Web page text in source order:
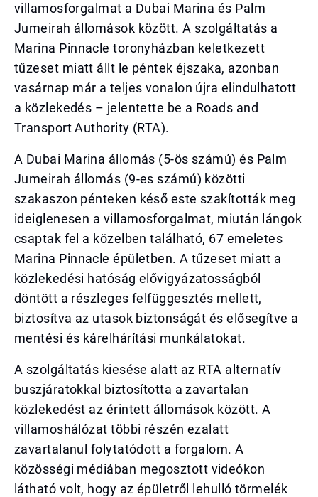
villamosforgalmat a Dubai Marina és Palm
Jumeirah állomások között. A szolgáltatás a
Marina Pinnacle toronyházban keletkezett
tűzeset miatt állt le péntek éjszaka, azonban
vasárnap már a teljes vonalon újra elindulhatott
a közlekedés – jelentette be a Roads and
Transport Authority (RTA).
A Dubai Marina állomás (5-ös számú) és Palm
Jumeirah állomás (9-es számú) közötti
szakaszon pénteken késő este szakították meg
ideiglenesen a villamosforgalmat, miután lángok
csaptak fel a közelben található, 67 emeletes
Marina Pinnacle épületben. A tűzeset miatt a
közlekedési hatóság elővigyázatosságból
döntött a részleges felfüggesztés mellett,
biztosítva az utasok biztonságát és elősegítve a
mentési és kárelhárítási munkálatokat.
A szolgáltatás kiesése alatt az RTA alternatív
buszjáratokkal biztosította a zavartalan
közlekedést az érintett állomások között. A
villamoshálózat többi részén ezalatt
zavartalanul folytatódott a forgalom. A
közösségi médiában megosztott videókon
látható volt, hogy az épületről lehulló törmelék